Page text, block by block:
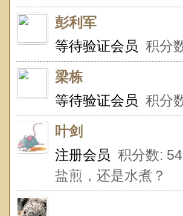
彭利军
等待验证会员 积分
梁栋
等待验证会员 积分
叶剑
注册会员 积分数: 54
盐煎，还是水煮？